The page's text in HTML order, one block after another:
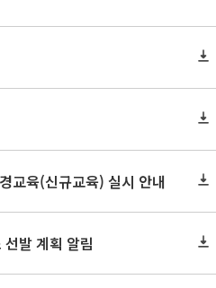
교육(신규교육) 실시 안내
발 계획 알림